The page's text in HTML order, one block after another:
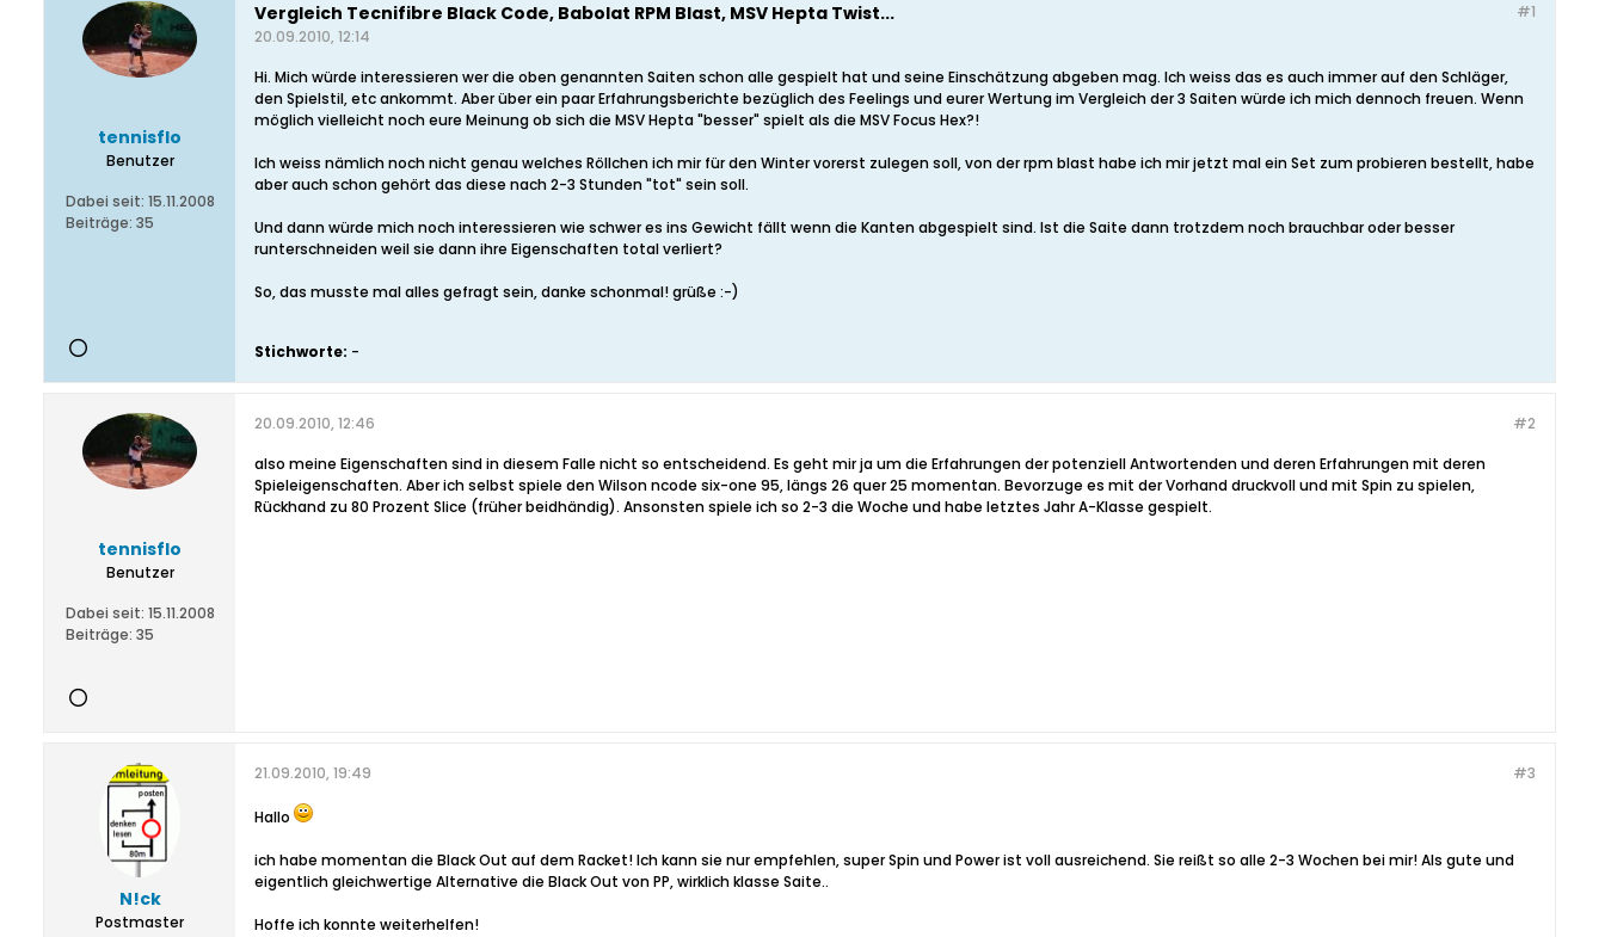
tennisflo
Benutzer
Dabei seit: 15.11.2008
Beiträge: 35
#1
Vergleich Tecnifibre Black Code, Babolat RPM Blast, MSV Hepta Twist...
20.09.2010, 12:14
Hi. Mich würde interessieren wer die oben genannten Saiten schon alle gespielt hat und seine Einschätzung abgeben mag. Ich weiss das es auch immer auf den Schläger,
den Spielstil, etc ankommt. Aber über ein paar Erfahrungsberichte bezüglich des Feelings und eurer Wertung im Vergleich der 3 Saiten würde ich mich dennoch freuen. Wenn
möglich vielleicht noch eure Meinung ob sich die MSV Hepta "besser" spielt als die MSV Focus Hex?!
Ich weiss nämlich noch nicht genau welches Röllchen ich mir für den Winter vorerst zulegen soll, von der rpm blast habe ich mir jetzt mal ein Set zum probieren bestellt, habe
aber auch schon gehört das diese nach 2-3 Stunden "tot" sein soll.
Und dann würde mich noch interessieren wie schwer es ins Gewicht fällt wenn die Kanten abgespielt sind. Ist die Saite dann trotzdem noch brauchbar oder besser
runterschneiden weil sie dann ihre Eigenschaften total verliert?
So, das musste mal alles gefragt sein, danke schonmal! grüße :-)
Stichworte: -
tennisflo
Benutzer
Dabei seit: 15.11.2008
Beiträge: 35
#2
20.09.2010, 12:46
also meine Eigenschaften sind in diesem Falle nicht so entscheidend. Es geht mir ja um die Erfahrungen der potenziell Antwortenden und deren Erfahrungen mit deren
Spieleigenschaften. Aber ich selbst spiele den Wilson ncode six-one 95, längs 26 quer 25 momentan. Bevorzuge es mit der Vorhand druckvoll und mit Spin zu spielen,
Rückhand zu 80 Prozent Slice (früher beidhändig). Ansonsten spiele ich so 2-3 die Woche und habe letztes Jahr A-Klasse gespielt.
N!ck
Postmaster
#3
21.09.2010, 19:49
Hallo
ich habe momentan die Black Out auf dem Racket! Ich kann sie nur empfehlen, super Spin und Power ist voll ausreichend. Sie reißt so alle 2-3 Wochen bei mir! Als gute und
eigentlich gleichwertige Alternative die Black Out von PP, wirklich klasse Saite..
Hoffe ich konnte weiterhelfen!